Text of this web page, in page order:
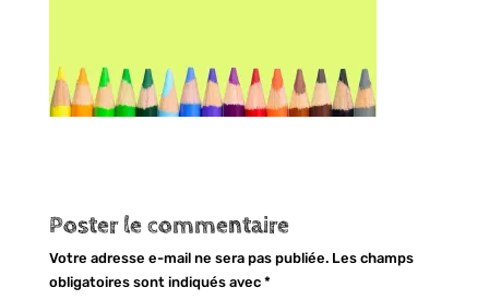
Poster le commentaire
Votre adresse e-mail ne sera pas publiée. Les champs
obligatoires sont indiqués avec *